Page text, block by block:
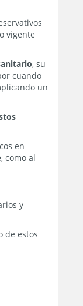
vigente
, su
cuando
un
en
como al
y
de estos